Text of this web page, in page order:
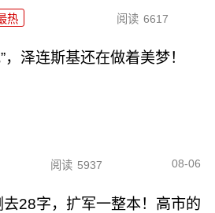
热 阅读 6617
，泽连斯基还在做着美梦！
阅读 5937 08-06
去28字，扩军一整本！高市的